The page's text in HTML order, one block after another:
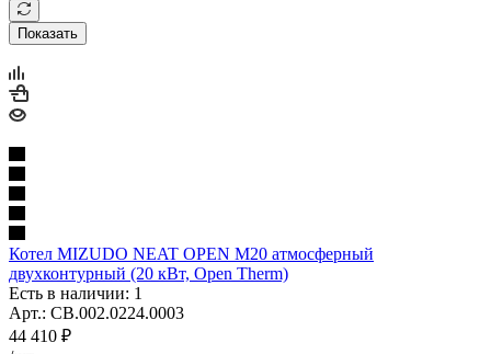
Показать
Котел MIZUDO NEAT OPEN M20 атмосферный
двухконтурный (20 кВт, Open Therm)
Есть в наличии: 1
Арт.: CB.002.0224.0003
44 410 ₽